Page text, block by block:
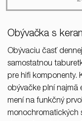
Obývačka s
Obývaciu časť
samostatnou
pre hifi komponenty.
obývačke plní najmä
mení na funkčný
monochromatických